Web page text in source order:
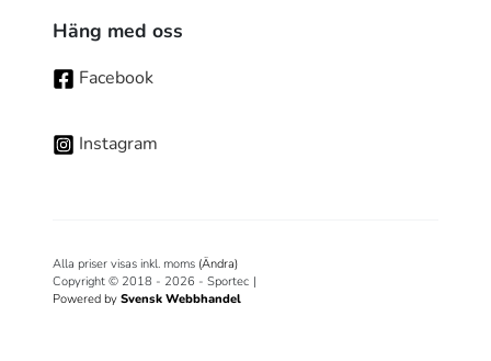
Häng med oss
Facebook
Instagram
Alla priser visas inkl. moms (Ändra)
Copyright © 2018 - 2026 - Sportec |
Powered by Svensk Webbhandel